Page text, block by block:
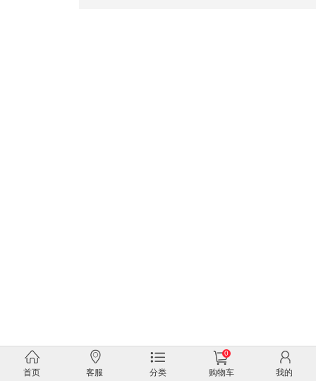
首页 客服 分类
0
购物车 我的